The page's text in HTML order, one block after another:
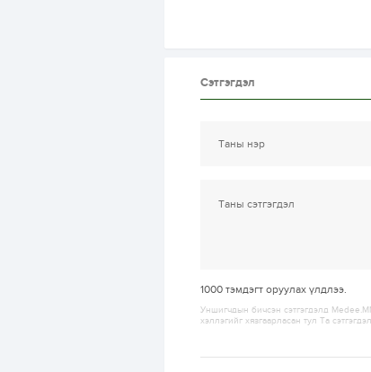
Сэтгэгдэл
1000 тэмдэгт оруулах үлдлээ.
Уншигчдын бичсэн сэтгэгдэлд
хэллэгийг хязгаарласан тул Та